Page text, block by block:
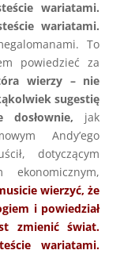
wariatami.
wariatami.
To
powiedzieć za
wierzy – nie
sugestię
jak
Andy’ego
dotyczącym
wierzyć, że
i powiedział
zmienić świat.
wariatami.